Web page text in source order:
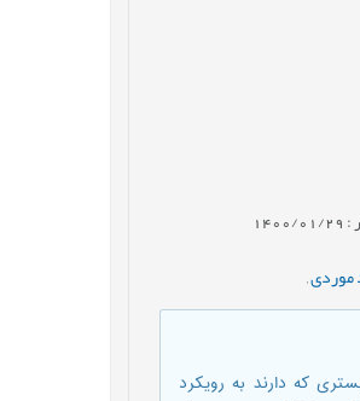
موردی,
که دارند به رویکرد